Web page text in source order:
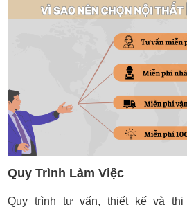
Quy Trình Làm Việc
Quy trình tư vấn, thiết kế và